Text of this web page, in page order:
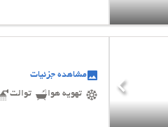
مشاهده جزئیات
تهویه هوا
توالت